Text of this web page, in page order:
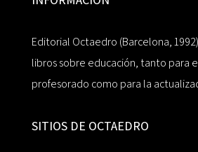
Editorial Octaedro (Barcelona,
libros sobre educación, tanto para
profesorado como para la
SITIOS DE OCTAEDRO